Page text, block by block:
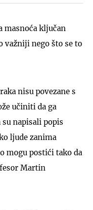
masnoća ključan
važniji nego što se to
nisu povezane s
učiniti da ga
napisali popis
ljude zanima
mogu postići tako da
Martin